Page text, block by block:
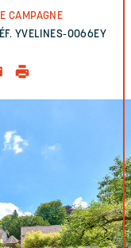
CAMPAGNE
YVELINES-0066EY